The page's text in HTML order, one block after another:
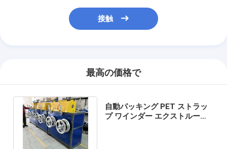
接触
最高の価格で
自動パッキング PET ストラッ
プ ワインダー エクストルーシ